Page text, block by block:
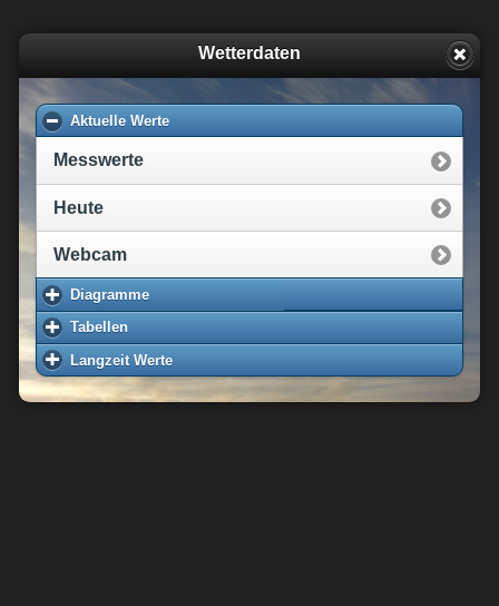
Wetterdaten
Aktuelle Werte
Messwerte
Heute
Webcam
Diagramme
Tabellen
Langzeit Werte